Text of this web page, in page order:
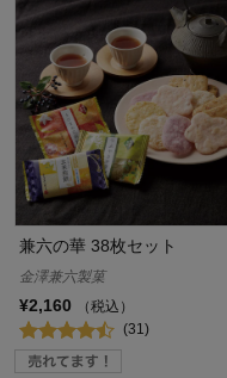
兼六の華 38枚セット
金澤兼六製菓
¥2,160
（税込）
(31)